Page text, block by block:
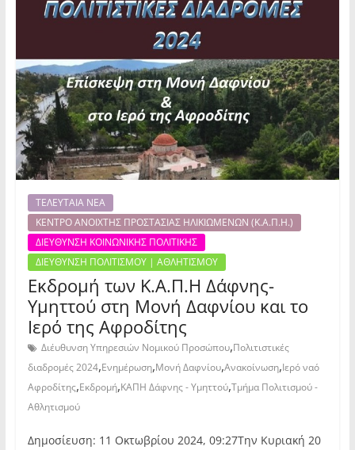
ΤΕΛΕΥΤΑΙΑ ΝΕΑ
ΚΕΝΤΡΟ ΑΝΟΙΧΤΗΣ ΠΡΟΣΤΑΣΙΑΣ ΗΛΙΚΙΩΜΕΝΩΝ (Κ.Α.Π.Η.)
ΔΙΕΥΘΥΝΣΗ ΚΟΙΝΩΝΙΚΗΣ ΠΟΛΙΤΙΚΗΣ
ΔΙΕΥΘΥΝΣΗ ΠΟΛΙΤΙΣΜΟΥ | ΑΘΛΗΤΙΣΜΟΥ
Εκδρομή των Κ.Α.Π.Η Δάφνης-
Υμηττού στη Μονή Δαφνίου και το
Ιερό της Αφροδίτης
Διέυθυνση Υπηρεσιών Νομικού Προσώπου,Πολιτιστικές
διαδρομές 2024,Ενημέρωση,Μονή Δαφνίου,Ανακοίνωση,Ιερό ναό
Αφροδίτης,Εκδρομή,ΚΑΠΗ Δάφνης - Υμηττού,Τμήμα Πολιτισμού -
Αθλητισμού
Δημοσίευση: 11 Οκτωβρίου 2024, 09:27Την Κυριακή 20